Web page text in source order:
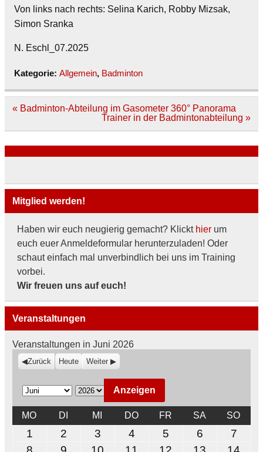
Von links nach rechts: Selina Karich, Robby Mizsak,
Simon Sranka
N. Eschl_07.2025
Kategorie: Allgemein, Badminton
Beitragsnavigation
« Badminton-Abteilung im Gasometer 360° Panorama
Trainer in der Badmintonabteilung »
Mitglied werden!
Haben wir euch neugierig gemacht? Klickt hierum
euch euer Anmeldeformular herunterzuladen! Oder
schaut einfach mal unverbindlich bei uns im Training
vorbei.
Wir freuen uns auf euch!
Veranstaltungen
Veranstaltungen in Juni 2026
Zurück Heute Weiter
M
o
n
a
J
a
h
MOMONTAG
DI DIENSTAG
MI MITTWOCH
DODONNERSTAG
FRFREITAG
SASAMSTAG
SO
11.
Juni
22.
33.
Juni
44.
Juni
55.
Juni
66.
Juni
77.
Juni